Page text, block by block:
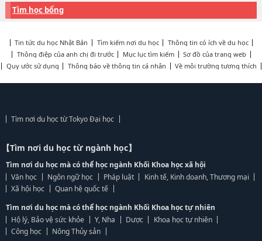
Tìm học bổng
Tin tức du học Nhật Bản Tìm kiếm nơi du học
Thông tin có ích về du học
Thông điệp của anh chị đi trước
Mục lục tìm kiếm
Sơ đồ của trang web
Quy ước sử dụng
Thông báo về thông tin cá nhân Về môi trường tương thích
Tìm nơi du học từ Tokyo Đại học
【Tìm nơi du học từ ngành học】
Tìm nơi du học mà có thể học ngành Khối Khoa học xã hội
Văn học
Ngôn ngữ học Pháp luật
Kinh tế, Kinh doanh, Thương mại
Xã hội học
Quan hệ quốc tế
Tìm nơi du học mà có thể học ngành Khối Khoa học tự nhiên
Hộ lý, Bảo vệ sức khỏe
Y, Nha Dược
Khoa học tự nhiên
Công học
Nông Thủy sản